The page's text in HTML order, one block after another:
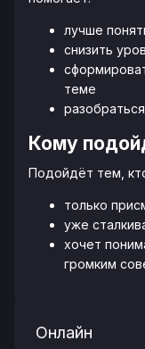
лучше
снизить
теме
Кому
Подойдёт тем,
только
уже
хочет
громким
Онлайн